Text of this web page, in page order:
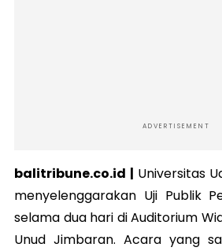
ADVERTISEMENT
balitribune.co.id | Universitas
menyelenggarakan Uji Publik
selama dua hari di Auditorium
Unud Jimbaran. Acara yang